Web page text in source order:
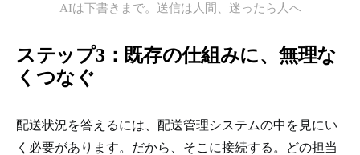
AIは下書きまで。送信は人間、迷ったら人へ
ステップ3：既存の仕組みに、無理な
くつなぐ
配送状況を答えるには、配送管理システムの中を見にい
く必要があります。だから、そこに接続する。どの担当